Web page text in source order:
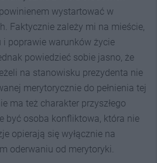
wystartować w
Faktycznie zależy mi na mieście,
i poprawie warunków życie
powiedzieć sobie jasno, że
na stanowisku prezydenta nie
merytorycznie do pełnienia tej
ma też charakter przyszłego
być osoba konfliktowa, która nie
opierają się wyłącznie na
oderwaniu od merytoryki.